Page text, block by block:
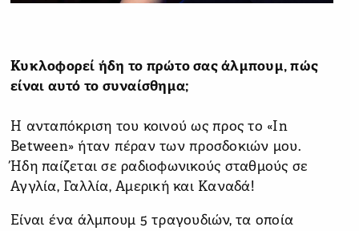
Κυκλοφορεί ήδη το πρώτο σας άλμπουμ, πώς
είναι αυτό το συναίσθημα;
Η ανταπόκριση του κοινού ως προς το «In
Between» ήταν πέραν των προσδοκιών μου.
Ήδη παίζεται σε ραδιοφωνικούς σταθμούς σε
Αγγλία, Γαλλία, Αμερική και Καναδά!
Είναι ένα άλμπουμ 5 τραγουδιών, τα οποία